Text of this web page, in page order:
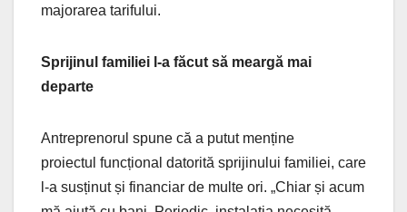
majorarea tarifului.
Sprijinul familiei l-a făcut să meargă mai
departe
Antreprenorul spune că a putut menține
proiectul funcțional datorită sprijinului familiei, care
l-a susținut și financiar de multe ori. „Chiar și acum